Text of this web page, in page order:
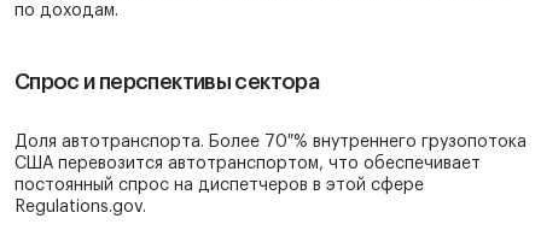
по доходам.
Спрос и перспективы сектора
Доля автотранспорта. Более 70 % внутреннего грузопотока
США перевозится автотранспортом, что обеспечивает
постоянный спрос на диспетчеров в этой сфере
Regulations.gov.